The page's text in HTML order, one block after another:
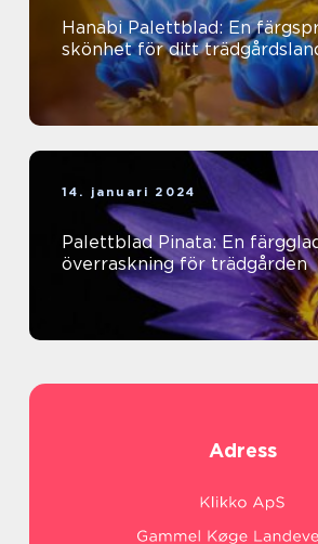
Hanabi Palettblad: En
skönhet för ditt
14. januari 2024
Palettblad Pinata: En
överraskning för trädgården
Adress